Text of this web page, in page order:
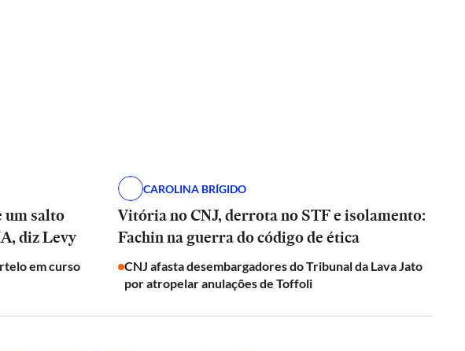
um salto
muito importante no avanço da IA, diz Levy
em curso
CAROLINA BRÍGIDO
Vitória no CNJ, derrota no STF e isolamento:
Fachin na guerra do código de ética
CNJ afasta desembargadores do Tribunal da Lava Jato
por atropelar anulações de Toffoli